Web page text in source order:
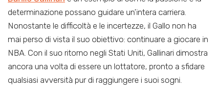
determinazione possano guidare un’intera carriera.
Nonostante le difficoltà e le incertezze, il Gallo non ha
mai perso di vista il suo obiettivo: continuare a giocare in
NBA. Con il suo ritorno negli Stati Uniti, Gallinari dimostra
ancora una volta di essere un lottatore, pronto a sfidare
qualsiasi avversità pur di raggiungere i suoi sogni.